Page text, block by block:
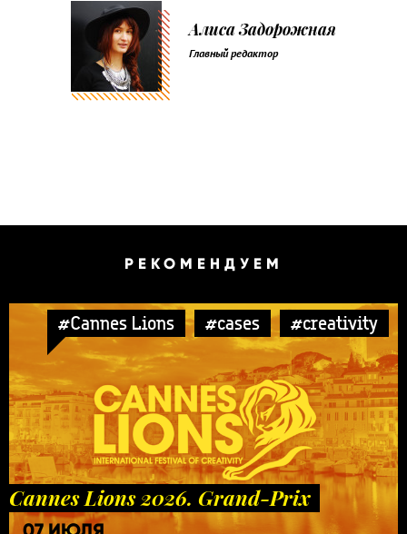
Алиса Задорожная
Главный редактор
РЕКОМЕНДУЕМ
#Cannes Lions #cases #creativity
Cannes Lions 2026. Grand-Prix